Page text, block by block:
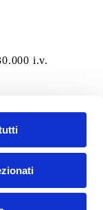
i.v.